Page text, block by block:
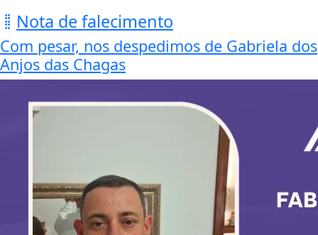
Nota de falecimento
Com pesar, nos despedimos de Gabriela dos
Anjos das Chagas